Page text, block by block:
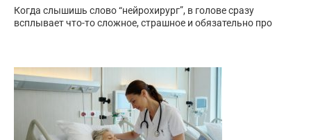
Когда слышишь слово “нейрохирург”, в голове сразу
всплывает что-то сложное, страшное и обязательно про